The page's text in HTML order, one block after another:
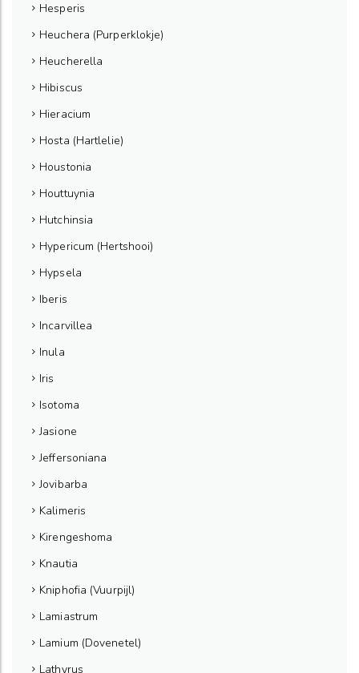
Hesperis
Heuchera (Purperklokje)
Heucherella
Hibiscus
Hieracium
Hosta (Hartlelie)
Houstonia
Houttuynia
Hutchinsia
Hypericum (Hertshooi)
Hypsela
Iberis
Incarvillea
Inula
Iris
Isotoma
Jasione
Jeffersoniana
Jovibarba
Kalimeris
Kirengeshoma
Knautia
Kniphofia (Vuurpijl)
Lamiastrum
Lamium (Dovenetel)
Lathyrus